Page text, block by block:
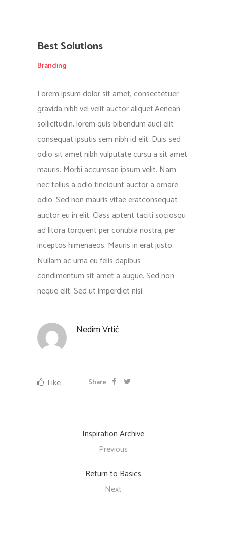
Lorem ipsum dolor sit amet, consectetuer
gravida nibh vel velit auctor aliquet.Aenean
consequat ipsutis sem nibh id elit. Duis sed
odio sit amet nibh vulputate cursu a sit amet
mauris. Morbi accumsan ipsum velit. Nam
nec tellus a odio tincidunt auctor a ornare
odio. Sed non mauris vitae eratconsequat
auctor eu in elit. Class aptent taciti sociosqu
ad litora torquent per conubia nostra, per
inceptos himenaeos. Mauris in erat justo.
Nullam ac urna eu felis dapibus
condimentum sit amet a augue. Sed non
neque elit. Sed ut imperdiet nisi.
Nedim Vrtić
Like
Return to Basics
Next